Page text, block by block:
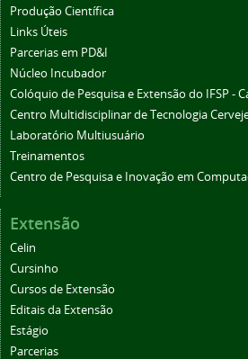
Produção Científica
Links Úteis
Parcerias em PD&I
Núcleo Incubador
Colóquio de Pesquisa e Extensão do IFSP -
Centro Multidisciplinar de Tecnologia
Laboratório Multiusuário
Treinamentos
Centro de Pesquisa e Inovação em
Extensão
Celin
Cursinho
Cursos de Extensão
Editais da Extensão
Estágio
Parcerias